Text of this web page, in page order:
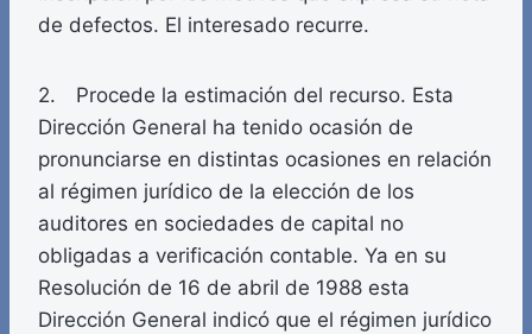
de defectos. El interesado recurre.
2. Procede la estimación del recurso. Esta
Dirección General ha tenido ocasión de
pronunciarse en distintas ocasiones en relación
al régimen jurídico de la elección de los
auditores en sociedades de capital no
obligadas a verificación contable. Ya en su
Resolución de 16 de abril de 1988 esta
Dirección General indicó que el régimen jurídico